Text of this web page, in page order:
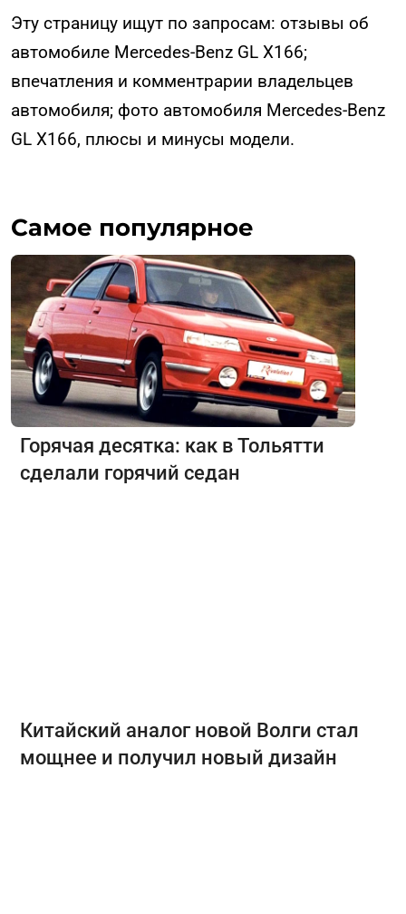
Эту страницу ищут по запросам: отзывы об
автомобиле Mercedes-Benz GL X166;
впечатления и комментрарии владельцев
автомобиля; фото автомобиля Mercedes-Benz
GL X166, плюсы и минусы модели.
Самое популярное
Горячая десятка: как в Тольятти
сделали горячий седан
Китайский аналог новой Волги стал
мощнее и получил новый дизайн